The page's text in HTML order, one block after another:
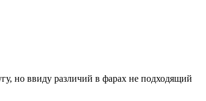
но ввиду различий в фарах не подходящий